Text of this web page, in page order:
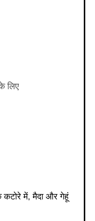
लिए
में, मैदा और गेहूं